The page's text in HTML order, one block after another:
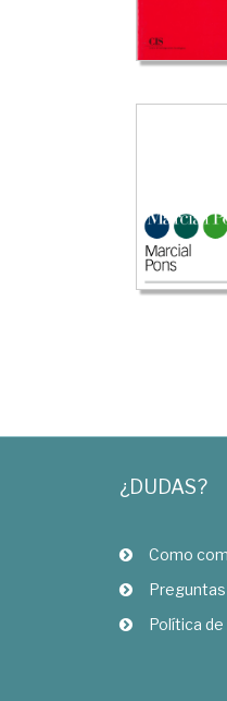
¿DUDAS?
Como
Política de